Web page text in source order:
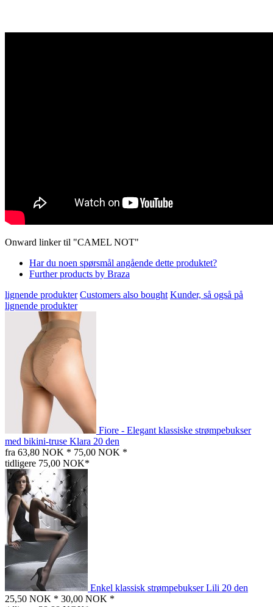
Onward linker til "CAMEL NOT"
Har du noen spørsmål angående dette produktet?
Further products by Braza
lignende produkter Customers also bought Kunder, så også på
lignende produkter
Fiore - Elegant klassiske strømpebukser
med bikini-truse Klara 20 den
fra 63,80 NOK * 75,00 NOK *
tidligere 75,00 NOK*
Enkel klassisk strømpebukser Lili 20 den
25,50 NOK * 30,00 NOK *